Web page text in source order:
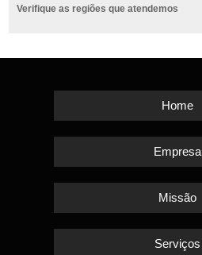
Verifique as regiões que atendemos
Home
Empresa
Missão
Serviços